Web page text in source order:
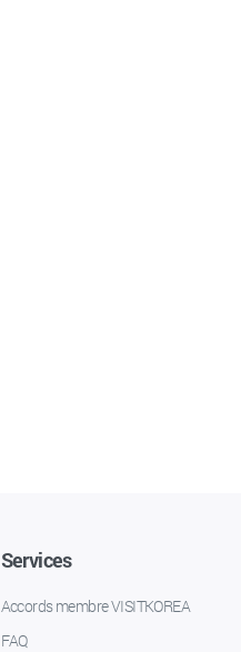
Services
Accords membre VISITKOREA
FAQ